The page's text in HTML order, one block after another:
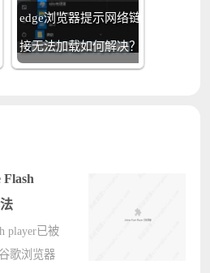
edge浏览器提示网络链
接无法加载如何解决？
player已被
歌浏览器